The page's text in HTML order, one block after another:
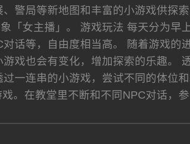
、警局等新地图和丰富的小游戏供探
「女主播」。 游戏玩法 每天分为
话等，自由度相当高。 随着游戏
戏也会有变化，增加探索的乐趣。
一连串的小游戏，尝试不同的体位
。在教堂里不断和不同NPC对话，